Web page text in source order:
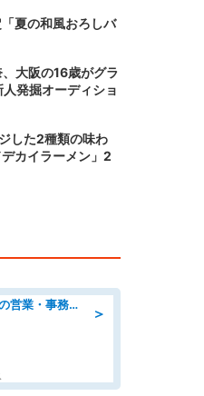
夏の和風おろしバ
大阪の16歳がグラ
発掘オーディショ
した2種類の味わ
カイラーメン」2
＞
09月開始/総合設備会社での営業・事務のお仕事/車通勤可/賞与あり/営業/営業事務